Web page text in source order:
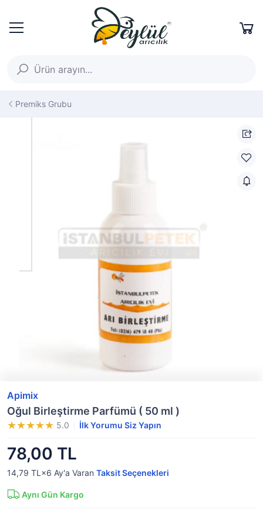
Premiks Grubu
Apimix
Oğul Birleştirme Parfümü ( 50 ml )
5.0 İlk Yorumu Siz Yapın
78,00 TL
14,79 TL×6 Ay'a Varan Taksit Seçenekleri
Aynı Gün Kargo